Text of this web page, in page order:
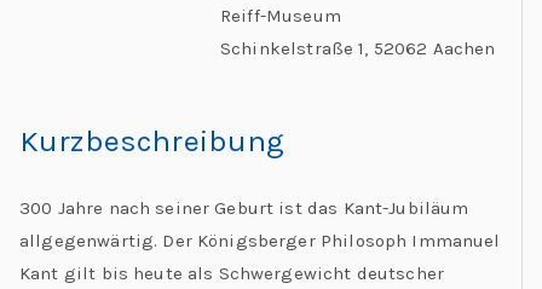
Reiff-Museum
Schinkelstraße 1, 52062 Aachen
Kurzbeschreibung
300 Jahre nach seiner Geburt ist das Kant-Jubiläum
allgegenwärtig. Der Königsberger Philosoph Immanuel
Kant gilt bis heute als Schwergewicht deutscher